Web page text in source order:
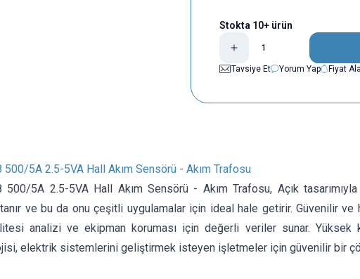
Stokta 10+ ürün
Tavsiye Et
Yorum Yap Fiyat
500/5A 2.5-5VA Hall Akım Sensörü - Akım Trafosu
500/5A 2.5-5VA Hall Akım Sensörü - Akım Trafosu, Açık
ve bu da onu çeşitli uygulamalar için ideal hale getirir. Güvenilir
analizi ve ekipman koruması için değerli veriler sunar. Yüksek
elektrik sistemlerini geliştirmek isteyen işletmeler için güvenilir bir